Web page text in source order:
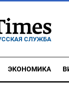
СЛУЖБА
ЭКОНОМИКА